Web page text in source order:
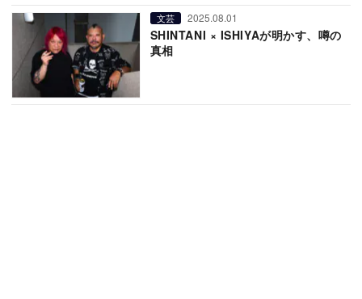
文芸 2025.08.01
SHINTANI × ISHIYAが明かす、噂の
真相